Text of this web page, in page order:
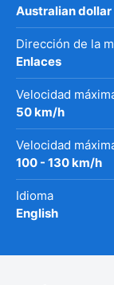
Australian dollar
Dirección de la
Enlaces
Velocidad
50 km/h
Velocidad
100 - 130 km/h
Idioma
English